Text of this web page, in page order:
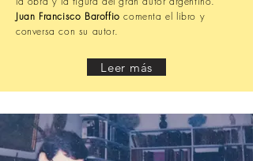
Juan Francisco Baroffio comenta el libro y
conversa con su autor.
Leer más